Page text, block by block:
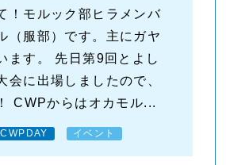
！モルック部ヒラメンバ
（服部）です。主にガヤ
ます。 先日第9回とよし
会に出場しましたので、
CWPからはオカモル...
CWPDAY イベント